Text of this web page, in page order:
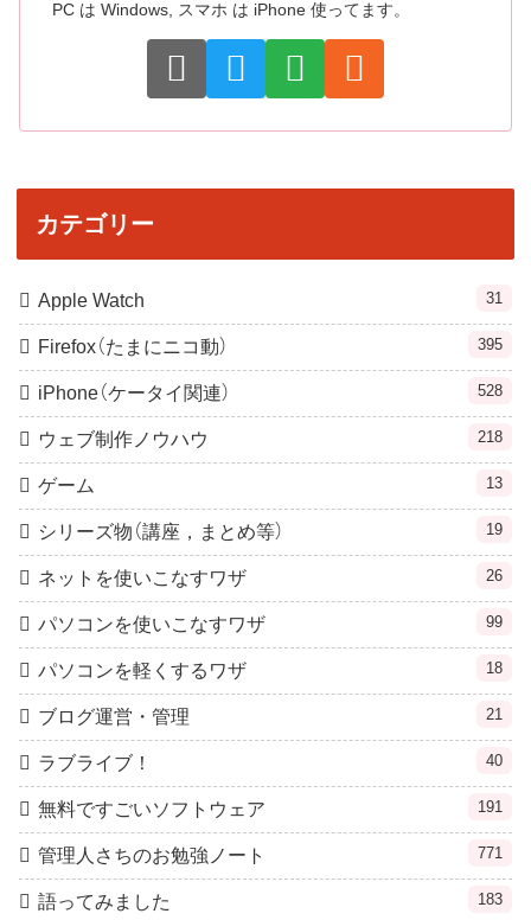
PC は Windows, スマホ は iPhone 使ってます。
カテゴリー
Apple Watch 31
Firefox（たまにニコ動） 395
iPhone（ケータイ関連） 528
ウェブ制作ノウハウ 218
ゲーム 13
シリーズ物（講座，まとめ等） 19
ネットを使いこなすワザ 26
パソコンを使いこなすワザ 99
パソコンを軽くするワザ 18
ブログ運営・管理 21
ラブライブ！ 40
無料ですごいソフトウェア 191
管理人さちのお勉強ノート 771
語ってみました 183